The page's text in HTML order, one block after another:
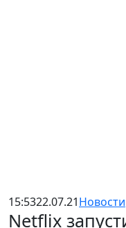
15:5322.07.21Новости
Netflix